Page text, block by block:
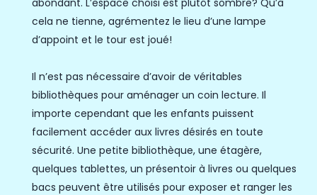
cela ne tienne, agrémentez le lieu d’une lampe
d’appoint et le tour est joué!
Il n’est pas nécessaire d’avoir de véritables
bibliothèques pour aménager un coin lecture. Il
importe cependant que les enfants puissent
facilement accéder aux livres désirés en toute
sécurité. Une petite bibliothèque, une étagère,
quelques tablettes, un présentoir à livres ou quelques
bacs peuvent être utilisés pour exposer et ranger les